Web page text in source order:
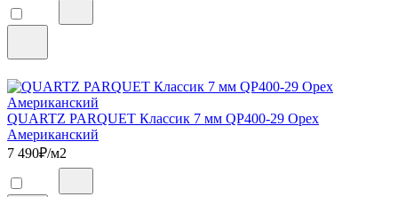
QUARTZ PARQUET Классик 7 мм QP400-29 Орех
Американский
7 490₽/м2